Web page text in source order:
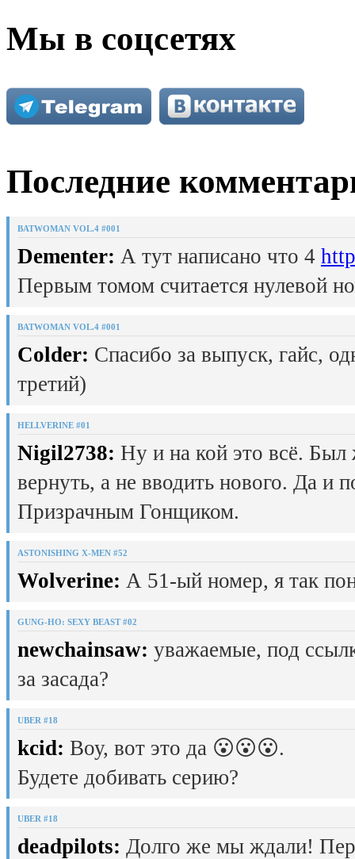
Мы в соцсетях
Последние
BATWOMAN VOL.4 #001
Dementer: А тут написано что 4
Первым томом считается нулевой
BATWOMAN VOL.4 #001
Colder: Спасибо за выпуск, гайс,
третий)
HELLVERINE #01
Nigil2738: Ну и на кой это всё.
вернуть, а не вводить нового. Да и
Призрачным Гонщиком.
ASTONISHING X-MEN #52
Wolverine: А 51-ый номер, я так
GUNG-HO: SEXY BEAST #02
newchainsaw: уважаемые, под
за засада?
UBER #18
kcid: Воу, вот это да 😮😮😮.
Будете добивать серию?
UBER #18
deadpilots: Долго же мы ждали!